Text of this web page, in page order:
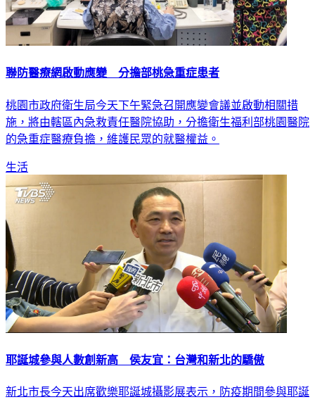
聯防醫療網啟動應變 分擔部桃急重症患者
桃園市政府衛生局今天下午緊急召開應變會議並啟動相關措
施，將由轄區內急救責任醫院協助，分擔衛生福利部桃園醫院
的急重症醫療負擔，維護民眾的就醫權益。
生活
耶誕城參與人數創新高 侯友宜：台灣和新北的驕傲
新北市長今天出席歡樂耶誕城攝影展表示，防疫期間參與耶誕